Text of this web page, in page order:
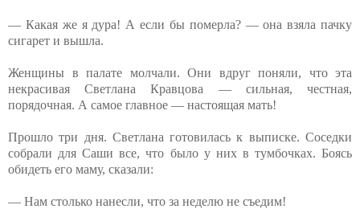
— Какая же я дура! А если бы померла? — она взяла пачку
сигарет и вышла.
Женщины в палате молчали. Они вдруг поняли, что эта
некрасивая Светлана Кравцова — сильная, честная,
порядочная. А самое главное — настоящая мать!
Прошло три дня. Светлана готовилась к выписке. Соседки
собрали для Саши все, что было у них в тумбочках. Боясь
обидеть его маму, сказали:
— Нам столько нанесли, что за неделю не съедим!